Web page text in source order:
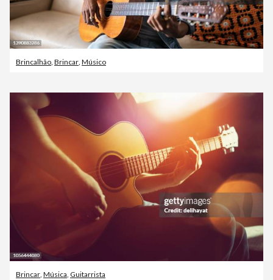
Brincalhão Brincar Músico
Brincar, Música, Guitarrista